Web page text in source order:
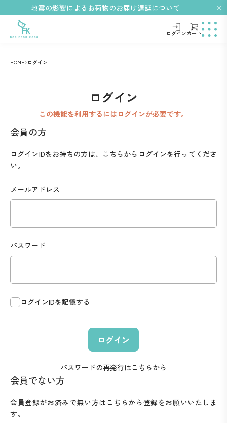
地震の影響によるお荷物のお届け遅延について
ログインカート
HOME ログイン
ログイン
この機能を利用するにはログインが必要です。
会員の方
ログインIDをお持ちの方は、こちらからログインを行ってくださ
い。
メールアドレス
パスワード
ログインIDを記憶する
ログイン
パスワードの再発行はこちらから
会員でない方
会員登録がお済みで無い方はこちらから登録をお願いいたしま
す。